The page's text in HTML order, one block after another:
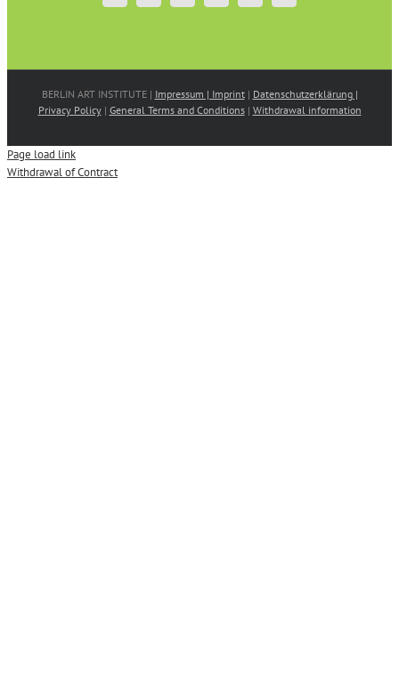
BERLIN ART INSTITUTE | Impressum | Imprint| Datenschutzerklärung |
Privacy Policy| General Terms and Conditions| Withdrawal information
Page load link
Withdrawal of Contract